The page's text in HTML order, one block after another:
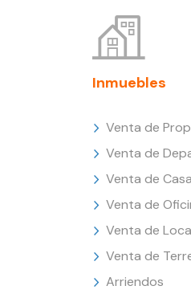
Inmuebles
Venta de
Venta de
Venta de
Venta de
Venta de
Venta de
Arriendos